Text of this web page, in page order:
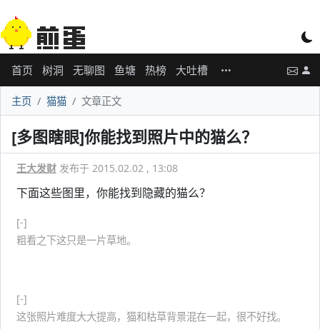
首页 树洞 无聊图 鱼塘 热榜 大吐槽
主页 猫猫 文章正文
[多图瞎眼]你能找到照片中的猫么？
王大发财 发布于 2015.02.02 , 13:08
下面这些图里，你能找到隐藏的猫么？
[-]
粗看之下这只是一片草地。
[-]
这张照片难度大大提高，猫和枯草背景混在一起，很不好找。